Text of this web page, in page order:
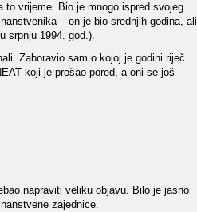
to vrijeme. Bio je mnogo ispred svojeg
– on je bio srednjih godina, ali
srpnju 1994. god.).
Zaboravio sam o kojoj je godini riječ.
koji je prošao pored, a oni se još
napraviti veliku objavu. Bilo je jasno
zajednice.